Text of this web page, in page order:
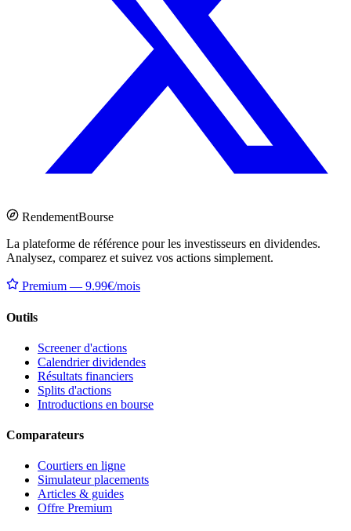
RendementBourse
La plateforme de référence pour les investisseurs en dividendes.
Analysez, comparez et suivez vos actions simplement.
Premium — 9.99€/mois
Outils
Screener d'actions
Calendrier dividendes
Résultats financiers
Splits d'actions
Introductions en bourse
Comparateurs
Courtiers en ligne
Simulateur placements
Articles & guides
Offre Premium